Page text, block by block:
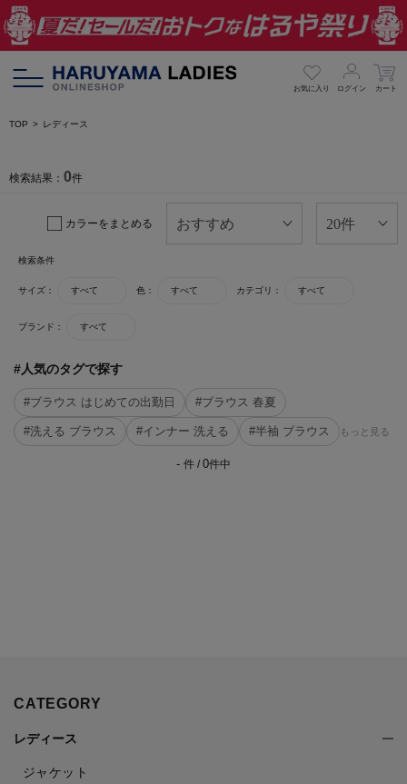
お気に入り ログイン カート
TOP レディース
検索結果： 0件
カラーをまとめる
検索条件
サイズ： すべて 色： すべて カテゴリ： すべて
ブランド： すべて
#人気のタグで探す
#ブラウス はじめての出勤日 #ブラウス 春夏
#洗える ブラウス #インナー 洗える #半袖 ブラウス もっと見る
- 件 / 0件中
CATEGORY
レディース
ジャケット